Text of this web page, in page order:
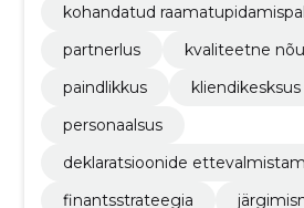
kohandatud
partnerlus
kvaliteetne
paindlikkus
kliendikesksus
personaalsus
deklaratsioonide
finantsstrateegia